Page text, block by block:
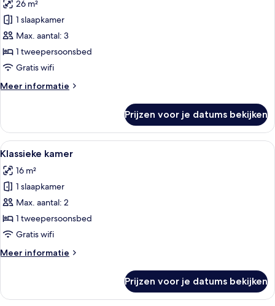
voor
Deluxe
kamer
laden
26 m²
1 slaapkamer
Max. aantal: 3
1 tweepersoonsbed
Gratis wifi
Meer informatie
Meer
kamer
Prijzen voor je datums bekijken
Alle
foto's
voor
Klassieke
kamer
laden
Een hotelkamer met een groot bed,
11
Klassieke kamer
16 m²
1 slaapkamer
Max. aantal: 2
1 tweepersoonsbed
Gratis wifi
Meer informatie
Meer
kamer
Prijzen voor je datums bekijken